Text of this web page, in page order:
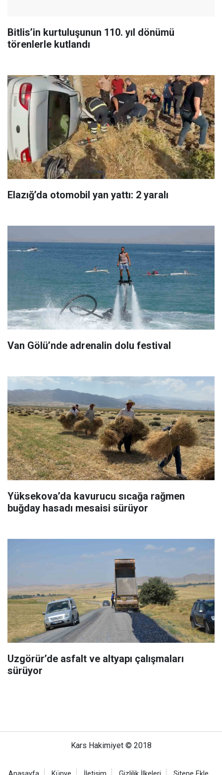
Bitlis’in kurtuluşunun 110. yıl dönümü
törenlerle kutlandı
Elazığ’da otomobil yan yattı: 2 yaralı
Van Gölü’nde adrenalin dolu festival
Yüksekova’da kavurucu sıcağa rağmen
buğday hasadı mesaisi sürüyor
Uzgörür’de asfalt ve altyapı çalışmaları
sürüyor
Kars Hakimiyet © 2018